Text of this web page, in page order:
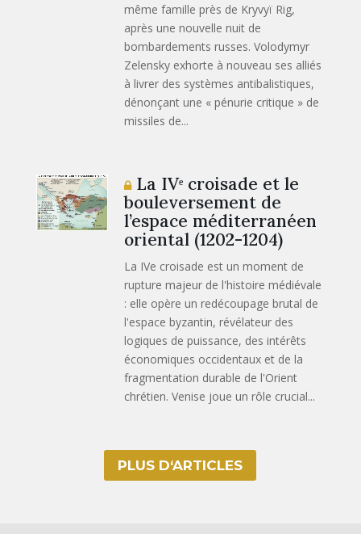
même famille près de Kryvyï Rig,
après une nouvelle nuit de
bombardements russes. Volodymyr
Zelensky exhorte à nouveau ses alliés
à livrer des systèmes antibalistiques,
dénonçant une « pénurie critique » de
missiles de...
La IVᵉ croisade et le
bouleversement de
l’espace méditerranéen
oriental (1202-1204)
La IVe croisade est un moment de
rupture majeur de l'histoire médiévale
: elle opère un redécoupage brutal de
l'espace byzantin, révélateur des
logiques de puissance, des intérêts
économiques occidentaux et de la
fragmentation durable de l'Orient
chrétien. Venise joue un rôle crucial...
PLUS D‘ARTICLES